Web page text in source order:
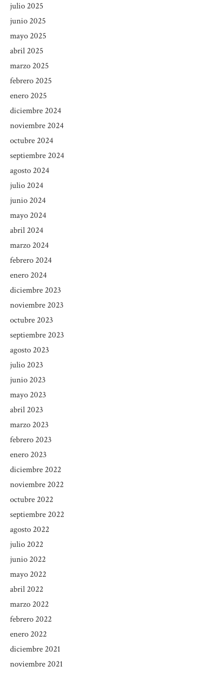
julio 2025
junio 2025
mayo 2025
abril 2025
marzo 2025
febrero 2025
enero 2025
diciembre 2024
noviembre 2024
octubre 2024
septiembre 2024
agosto 2024
julio 2024
junio 2024
mayo 2024
abril 2024
marzo 2024
febrero 2024
enero 2024
diciembre 2023
noviembre 2023
octubre 2023
septiembre 2023
agosto 2023
julio 2023
junio 2023
mayo 2023
abril 2023
marzo 2023
febrero 2023
enero 2023
diciembre 2022
noviembre 2022
octubre 2022
septiembre 2022
agosto 2022
julio 2022
junio 2022
mayo 2022
abril 2022
marzo 2022
febrero 2022
enero 2022
diciembre 2021
noviembre 2021